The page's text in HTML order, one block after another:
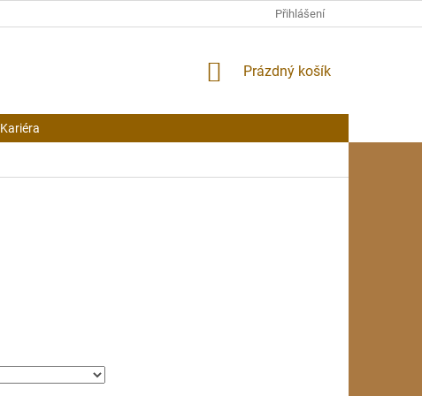
Přihlášení
NÁKUPNÍ
Prázdný košík
Kariéra